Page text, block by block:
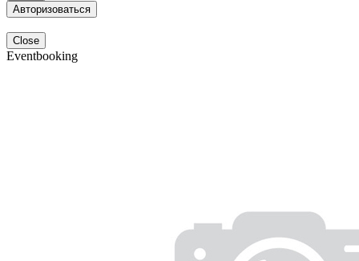
Авторизоваться
Close
Eventbooking